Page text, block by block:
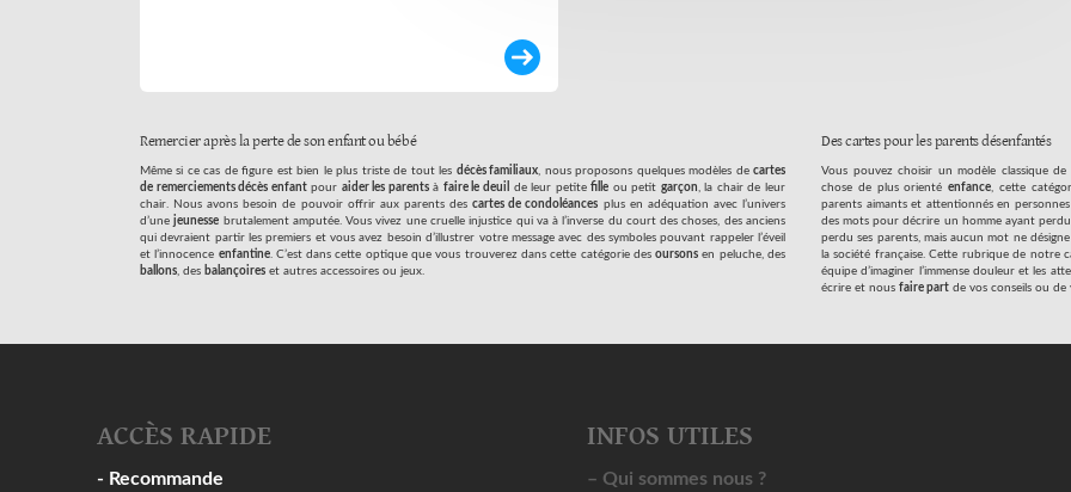
Remercier après la perte de son enfant ou bébé
Même si ce cas de figure est bien le plus triste de tout les décès familiaux, nous proposons quelques modèles decartes
de remerciements décès enfantpour aider les parentsà faire le deuil de leur petitefille ou petit garçon, la chair de leur
chair. Nous avons besoin de pouvoir offrir aux parents descartes de condoléances plus en adéquation avec l’univers
d’unejeunesse brutalement amputée. Vous vivez une cruelle injustice qui va à l’inverse du court des choses, des anciens
qui devraient partir les premiers et vous avez besoin d’illustrer votre message avec des symboles pouvant rappeler l’éveil
et l’innocence enfantine. C’est dans cette optique que vous trouverez dans cette catégorie desoursons en peluche, des
ballons, des balançoires et autres accessoires ou jeux.
Des cartes pour les parents désenfantés
Vous pouvez choisir un modèle classique de
chose de plus orienté enfance, cette
parents aimants et attentionnés en
des mots pour décrire un homme ayant
perdu ses parents, mais aucun mot ne
la société française. Cette rubrique de notre
équipe d’imaginer l’immense douleur et les
écrire et nous faire part de vos conseils ou de
ACCÈS RAPIDE
- Recommande
INFOS UTILES
– Qui sommes nous ?